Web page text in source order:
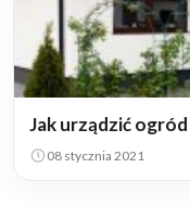
Jak urządzić
08 stycznia 2021